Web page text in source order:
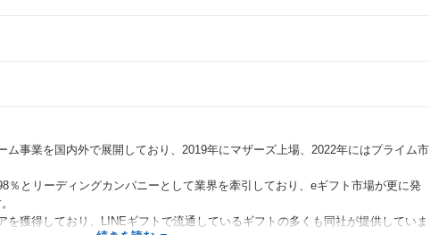
ム事業を国内外で展開しており、2019年にマザーズ上場、2022年にはプライム市
％とリーディングカンパニーとして業界を牽引しており、eギフト市場が更に発
獲得しており、LINEギフトで流通しているギフトの多くも同社が提供していま